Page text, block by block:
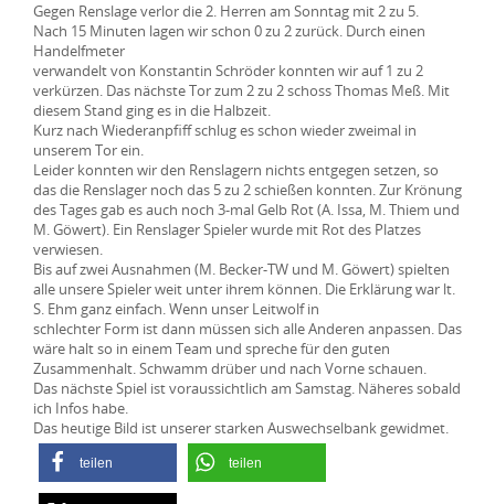
Gegen Renslage verlor die 2. Herren am Sonntag mit 2 zu 5.
Nach 15 Minuten lagen wir schon 0 zu 2 zurück. Durch einen
Handelfmeter
verwandelt von Konstantin Schröder konnten wir auf 1 zu 2
verkürzen. Das nächste Tor zum 2 zu 2 schoss Thomas Meß. Mit
diesem Stand ging es in die Halbzeit.
Kurz nach Wiederanpfiff schlug es schon wieder zweimal in
unserem Tor ein.
Leider konnten wir den Renslagern nichts entgegen setzen, so
das die Renslager noch das 5 zu 2 schießen konnten. Zur Krönung
des Tages gab es auch noch 3-mal Gelb Rot (A. Issa, M. Thiem und
M. Göwert). Ein Renslager Spieler wurde mit Rot des Platzes
verwiesen.
Bis auf zwei Ausnahmen (M. Becker-TW und M. Göwert) spielten
alle unsere Spieler weit unter ihrem können. Die Erklärung war lt.
S. Ehm ganz einfach. Wenn unser Leitwolf in
schlechter Form ist dann müssen sich alle Anderen anpassen. Das
wäre halt so in einem Team und spreche für den guten
Zusammenhalt. Schwamm drüber und nach Vorne schauen.
Das nächste Spiel ist voraussichtlich am Samstag. Näheres sobald
ich Infos habe.
Das heutige Bild ist unserer starken Auswechselbank gewidmet.
teilen teilen